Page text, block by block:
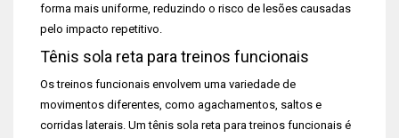
forma mais uniforme, reduzindo o risco de lesões causadas
pelo impacto repetitivo.
Tênis sola reta para treinos funcionais
Os treinos funcionais envolvem uma variedade de
movimentos diferentes, como agachamentos, saltos e
corridas laterais. Um tênis sola reta para treinos funcionais é